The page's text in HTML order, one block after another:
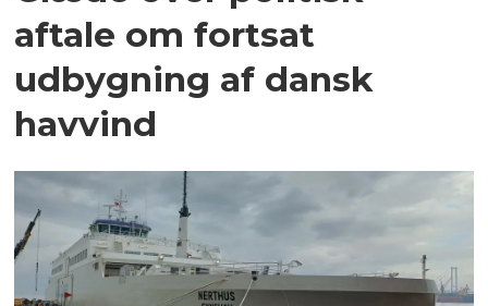
aftale om fortsat
udbygning af dansk
havvind